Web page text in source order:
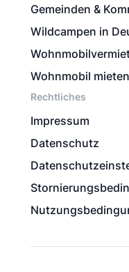
Gemeinden &
Wildcampen in
Wohnmobil mieten
Rechtliches
Impressum
Datenschutz